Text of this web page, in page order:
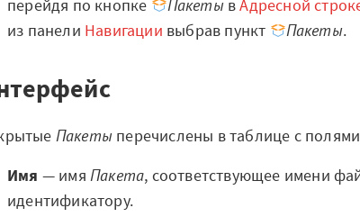
Интеграции
перейдя по кнопке
ПакетывАдресной
из панели Навигации выбрав пункт Пакеты.
Пакеты перечислены в таблице с
Имя — имя Пакета, соответствующее имени
идентификатору.